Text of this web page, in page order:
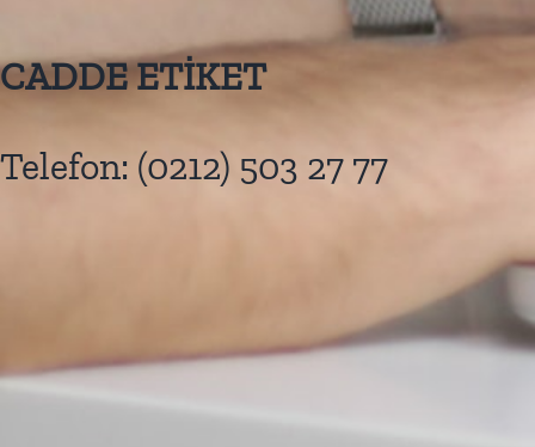
CADDE ETİKET
Telefon: (0212) 503 27 77